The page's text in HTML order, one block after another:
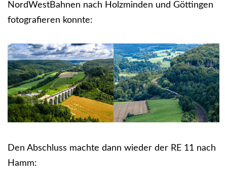
NordWestBahnen nach Holzminden und Göttingen
fotografieren konnte:
Den Abschluss machte dann wieder der RE 11 nach
Hamm: